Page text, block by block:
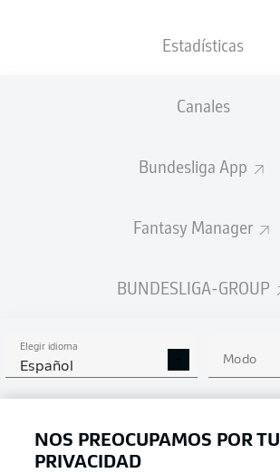
Estadísticas
Canales
Bundesliga App
Fantasy Manager
BUNDESLIGA-GROUP
Elegir idioma
Español Modo
Iniciar sesión SESIÓN
NOS PREOCUPAMOS POR TU
PRIVACIDAD